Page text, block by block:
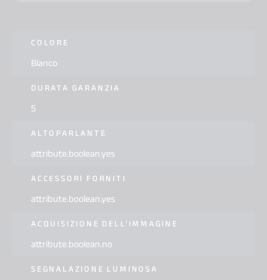
COLORE
Bianco
DURATA GARANZIA
5
ALTOPARLANTE
attribute.boolean.yes
ACCESSORI FORNITI
attribute.boolean.yes
ACQUISIZIONE DELL'IMMAGINE
attribute.boolean.no
SEGNALAZIONE LUMINOSA